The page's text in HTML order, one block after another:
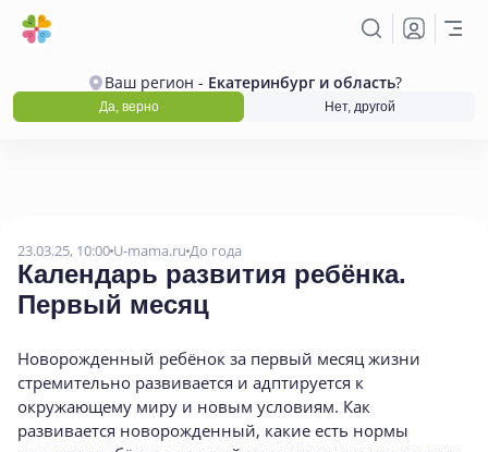
Ваш регион - Екатеринбург и область?
Да, верно Нет, другой
23.03.25, 10:00 U-mama.ru До года
Календарь развития ребёнка.
Первый месяц
Новорожденный ребёнок за первый месяц жизни
стремительно развивается и адптируется к
окружающему миру и новым условиям. Как
развивается новорожденный, какие есть нормы